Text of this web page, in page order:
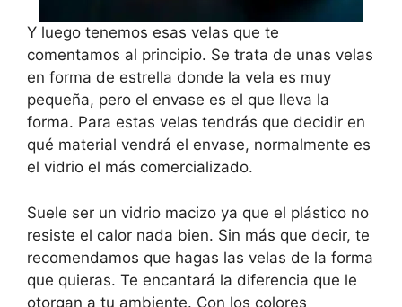
Y luego tenemos esas velas que te
comentamos al principio. Se trata de unas velas
en forma de estrella donde la vela es muy
pequeña, pero el envase es el que lleva la
forma. Para estas velas tendrás que decidir en
qué material vendrá el envase, normalmente es
el vidrio el más comercializado.
Suele ser un vidrio macizo ya que el plástico no
resiste el calor nada bien. Sin más que decir, te
recomendamos que hagas las velas de la forma
que quieras. Te encantará la diferencia que le
otorgan a tu ambiente. Con los colores